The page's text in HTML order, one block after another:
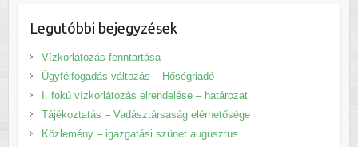
Legutóbbi bejegyzések
Vízkorlátozás fenntartása
Ügyfélfogadás változás – Hőségriadó
I. fokú vízkorlátozás elrendelése – határozat
Tájékoztatás – Vadásztársaság elérhetősége
Közlemény – igazgatási szünet augusztus